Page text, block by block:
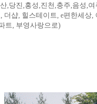
,당진,홍성,진천,충주,음성,여
샵, 힐스테이트, e편한세상
트, 부영사랑으로)